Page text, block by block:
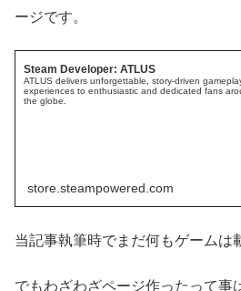
ージです。
Steam Developer: ATLUS
ATLUS delivers unforgettable, story-driven
experiences to enthusiastic and dedicated fans
the globe.
store.steampowered.com
当記事執筆時でまだ何もゲームは
でもわざわざページ作ったって事